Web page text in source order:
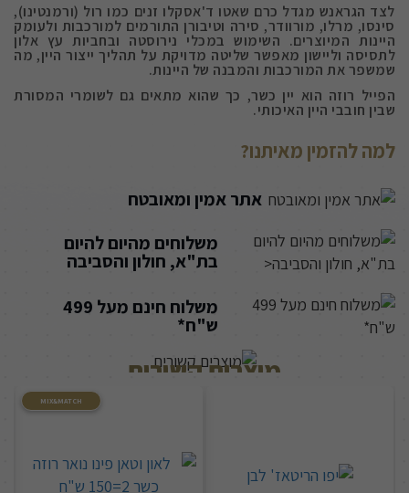
לצד הגראנש מגדל כרם שאטו ד'אסקלו זנים כמו רול (ורמנטינו),
סינסו, מרלו, מורוודר, סירה וטיבורן התורמים למורכבות ולעומק
היינות המיוצרים. השימוש במכלי נירוסטה ובחביות עץ אלון
לתסיסה וליישון מאפשר שליטה מדויקת על תהליך ייצור היין, מה
שמשפר את המורכבות והמבנה של היינות.
הפייל רוזה הוא יין כשר, כך שהוא מתאים גם לשומרי המסורת
שבין חובבי היין האיכותי.
למה להזמין מאיתנו?
אתר אמין ומאובטח
משלוחים מהיום להיום
בת"א, חולון והסביבה
משלוח חינם מעל 499
ש"ח*
מוצרים קשורים
MIX&MATCH